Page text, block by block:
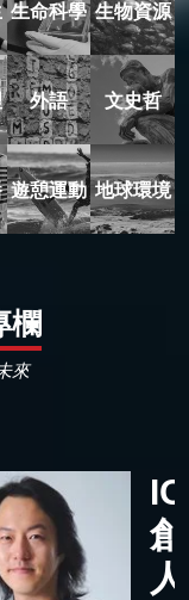
生命科學 生物資源
外語 文史哲
遊憩運動 地球環境
欄
來